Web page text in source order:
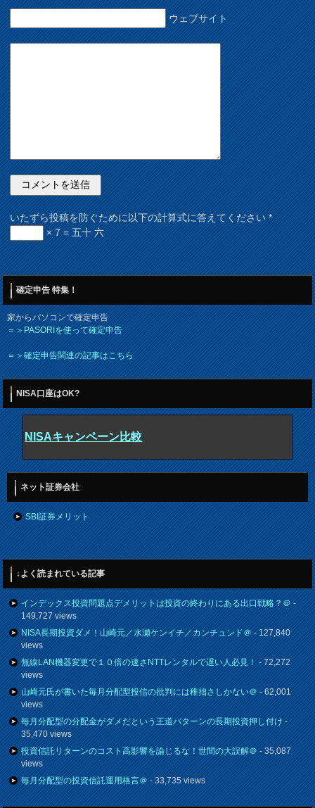
ウェブサイト
いたずら投稿を防ぐために以下の計算式に答えてください*
× 7 = 五十 六
確定申告 特集！
家からパソコンで確定申告
＝＞PASORIを使って確定申告
＝＞確定申告関連の記事はこちら
NISA口座はOK?
NISAキャンペーン比較
ネット証券会社
SBI証券メリット
↓よく読まれている記事
インデックス投資問題点デメリットは投資の終わりにある出口戦略？＠-
149,727 views
NISA長期投資ダメ！山崎元／水瀬ケンイチ／カンチュンド＠- 127,840
views
無線LAN機器変更で１０倍の速さNTTレンタルで遅い人必見！- 72,272
views
山崎元氏が書いた毎月分配型投信の批判には稚拙さしかない＠- 62,001
views
毎月分配型の分配金がダメだという王道パターンの長期投資押し付け-
35,470 views
投資信託リターンのコスト高影響を論じるな！世間の大誤解＠- 35,087
views
毎月分配型の投資信託運用格言＠- 33,735 views